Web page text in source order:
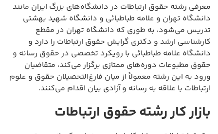
معرفی رشته حقوق ارتباطات در دانشگاه‌های بزرگ ایران مانند
دانشگاه تهران و علامه طباطبائی و دانشگاه شهید بهشتی
تدریس می‌شود، به طوری که دانشگاه تهران در مقطع
کارشناسی ارشد و دکتری گرایش حقوق ارتباطات را دارد و
دانشگاه علامه طباطبائی با رویکرد تخصصی در حقوق رسانه و
حقوق مطبوعات دوره‌های ممتازی برگزار می‌کند، متقاضیان
ورود به این رشته معمولاً از میان فارغ‌التحصیلان حقوق و علوم
ارتباطات با علاقه به رسانه و آزادی بیان اقدام می‌کنند.
بازار کار رشته حقوق ارتباطات